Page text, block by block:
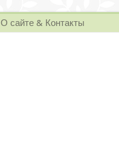
О сайте & Контакты